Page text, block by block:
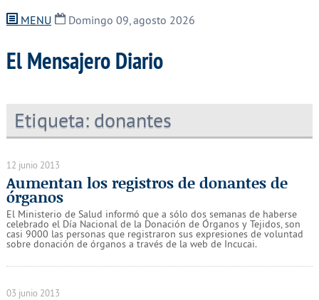
MENU Domingo 09, agosto 2026
El Mensajero Diario
Etiqueta: donantes
12 junio 2013
Aumentan los registros de donantes de
órganos
El Ministerio de Salud informó que a sólo dos semanas de haberse
celebrado el Día Nacional de la Donación de Órganos y Tejidos, son
casi 9000 las personas que registraron sus expresiones de voluntad
sobre donación de órganos a través de la web de Incucai.
03 junio 2013